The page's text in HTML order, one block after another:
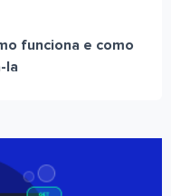
funciona e como
la